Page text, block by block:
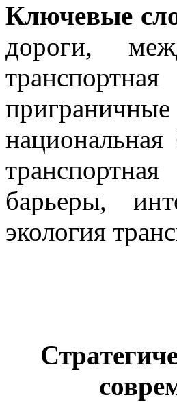
Ключевые
дороги,
барьеры,
экология